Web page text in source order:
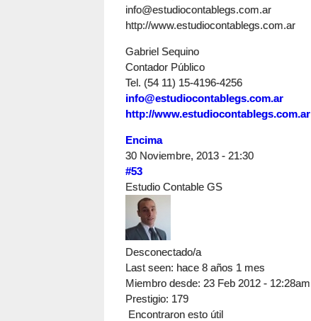
info@estudiocontablegs.com.ar
http://www.estudiocontablegs.com.ar
Gabriel Sequino
Contador Público
Tel. (54 11) 15-4196-4256
info@estudiocontablegs.com.ar
http://www.estudiocontablegs.com.ar
Encima
30 Noviembre, 2013 - 21:30
#53
Estudio Contable GS
Desconectado/a
Last seen: hace 8 años 1 mes
Miembro desde: 23 Feb 2012 - 12:28am
Prestigio: 179
Encontraron esto útil